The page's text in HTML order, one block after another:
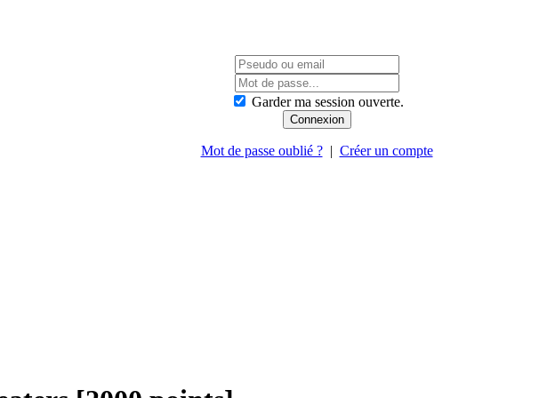
Garder ma session ouverte.
Mot de passe oublié ?| Créer un compte